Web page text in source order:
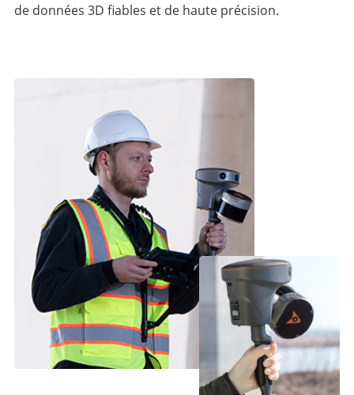
de données 3D fiables et de haute précision.